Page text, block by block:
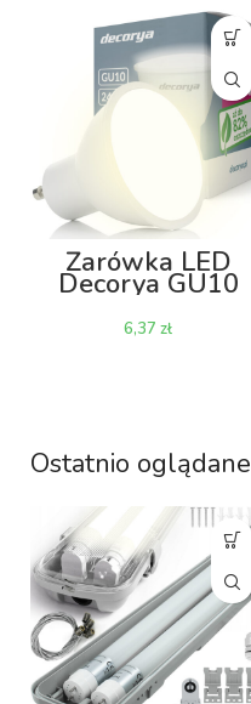
Żarówka LED
Decorya GU10
3W 4000K
zł
Ostatnio oglądane